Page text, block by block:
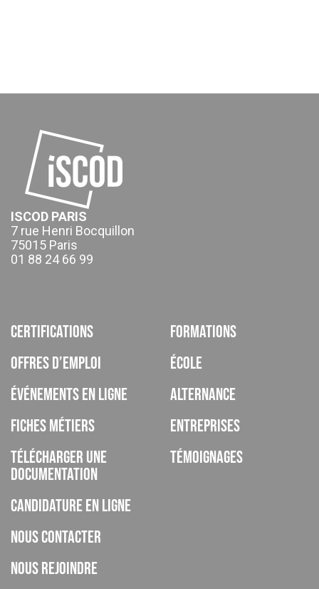
ISCOD PARIS
7 rue Henri Bocquillon
75015 Paris
01 88 24 66 99
Formations
École
Alternance
Entreprises
Témoignages
Certifications
Offres d’emploi
Événements en ligne
Fiches métiers
Télécharger une
documentation
Candidature en ligne
Nous contacter
Nous rejoindre